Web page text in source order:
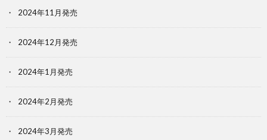
2024年11月発売
2024年12月発売
2024年1月発売
2024年2月発売
2024年3月発売